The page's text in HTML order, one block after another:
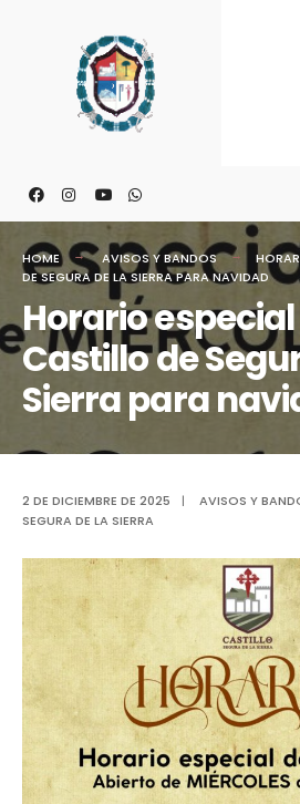
HOME AVISOS Y BANDOS
DE SEGURA DE LA SIERRA PARA NAVIDAD
Horario
Castillo de
Sierra para
2 DE DICIEMBRE DE 2025 | AVISOS Y
SEGURA DE LA SIERRA